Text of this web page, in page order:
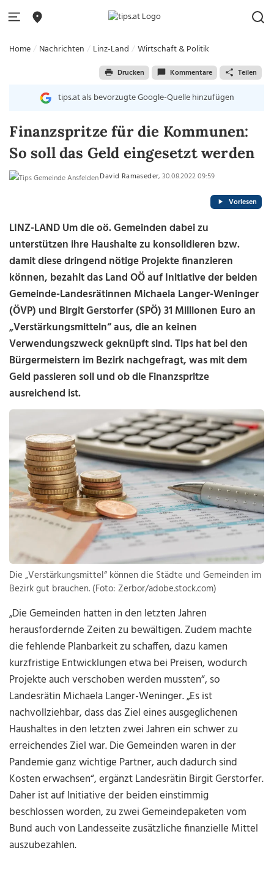
Home Nachrichten Linz-Land Wirtschaft & Politik
Drucken Kommentare Teilen
tips.at als bevorzugte Google-Quelle hinzufügen
Finanzspritze für die Kommunen:
So soll das Geld eingesetzt werden
David Ramaseder, 30.08.2022 09:59
Vorlesen
LINZ-LANDUm die oö. Gemeinden dabei zu
unterstützen ihre Haushalte zu konsolidieren bzw.
damit diese dringend nötige Projekte finanzieren
können, bezahlt das Land OÖ auf Initiative der beiden
Gemeinde-Landesrätinnen Michaela Langer-Weninger
(ÖVP) und Birgit Gerstorfer (SPÖ) 31 Millionen Euro an
„Verstärkungsmitteln“ aus, die an keinen
Verwendungszweck geknüpft sind. Tips hat bei den
Bürgermeistern im Bezirk nachgefragt, was mit dem
Geld passieren soll und ob die Finanzspritze
ausreichend ist.
Die „Verstärkungsmittel“ können die Städte und Gemeinden im
Bezirk gut brauchen. (Foto: Zerbor/adobe.stock.com)
„Die Gemeinden hatten in den letzten Jahren
herausfordernde Zeiten zu bewältigen. Zudem machte
die fehlende Planbarkeit zu schaffen, dazu kamen
kurzfristige Entwicklungen etwa bei Preisen, wodurch
Projekte auch verschoben werden mussten“, so
Landesrätin Michaela Langer-Weninger. „Es ist
nachvollziehbar, dass das Ziel eines ausgeglichenen
Haushaltes in den letzten zwei Jahren ein schwer zu
erreichendes Ziel war. Die Gemeinden waren in der
Pandemie ganz wichtige Partner, auch dadurch sind
Kosten erwachsen“, ergänzt Landesrätin Birgit Gerstorfer.
Daher ist auf Initiative der beiden einstimmig
beschlossen worden, zu zwei Gemeindepaketen vom
Bund auch von Landesseite zusätzliche finanzielle Mittel
auszubezahlen.